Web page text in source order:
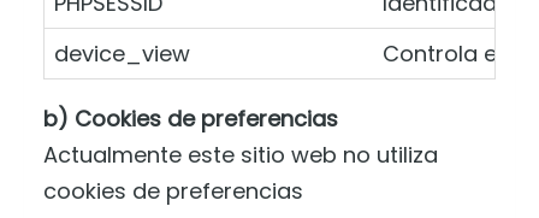
device_view
Controla el
b) Cookies de preferencias
Actualmente este sitio web no utiliza
cookies de preferencias